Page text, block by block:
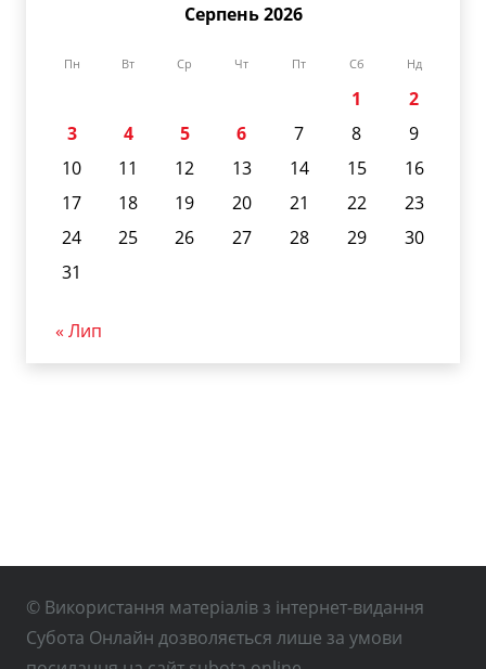
Серпень 2026
Пн Вт Ср Чт Пт Сб Нд
1
2
3
4 5 6 7 8
9
10
11 12 13 14 15
16
17
18 19 20 21 22
23
24
25 26 27 28 29
30
31
« Лип
© Використання матеріалів з інтернет-видання
Субота Онлайн дозволяється лише за умови